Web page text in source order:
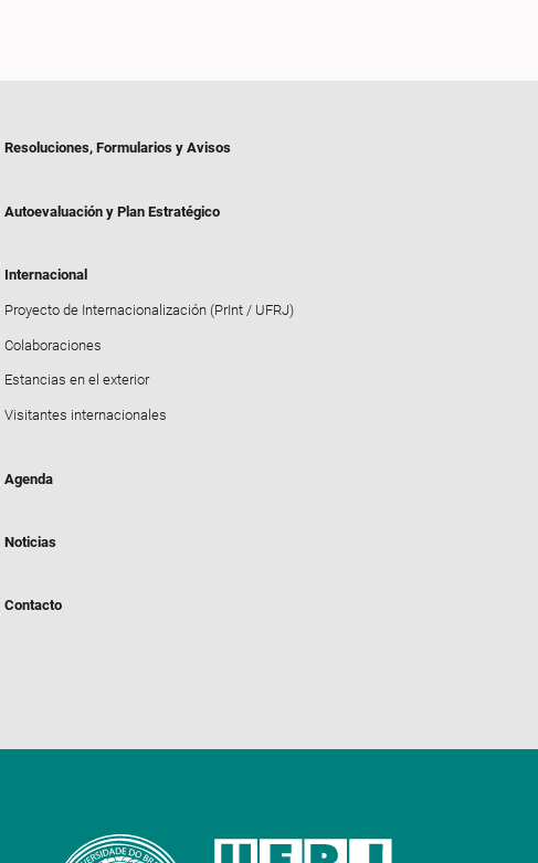
Resoluciones, Formularios y Avisos
Autoevaluación y Plan Estratégico
Internacional
Proyecto de Internacionalización (PrInt / UFRJ)
Colaboraciones
Estancias en el exterior
Visitantes internacionales
Agenda
Noticias
Contacto